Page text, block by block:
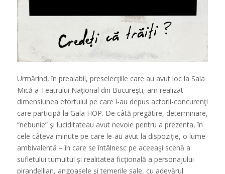
Urmărind, în prealabil, preselecţiile care au avut loc la Sala
Mică a Teatrului Naţional din Bucureşti, am realizat
dimensiunea efortului pe care l-au depus actorii-concurenţi
care participă la Gala HOP. De câtă pregătire, determinare,
“nebunie” şi luciditateau avut nevoie pentru a prezenta, în
cele câteva minute pe care le-au avut la dispoziţie, o lume
ambivalentă – în care se întâlnesc pe aceeaşi scenă a
sufletului tumultul şi realitatea ficţională a personajului
pirandellian, angoasele şi temerile sale, cu adevărul